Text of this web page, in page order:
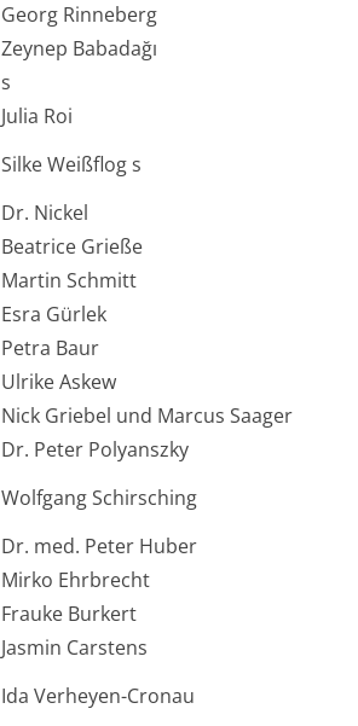
Georg Rinneberg
Zeynep Babadağı
s
Julia Roi
Silke Weißflog s
Dr. Nickel
Beatrice Grieße
Martin Schmitt
Esra Gürlek
Petra Baur
Ulrike Askew
Nick Griebel und Marcus Saager
Dr. Peter Polyanszky
Wolfgang Schirsching
Dr. med. Peter Huber
Mirko Ehrbrecht
Frauke Burkert
Jasmin Carstens
Ida Verheyen-Cronau